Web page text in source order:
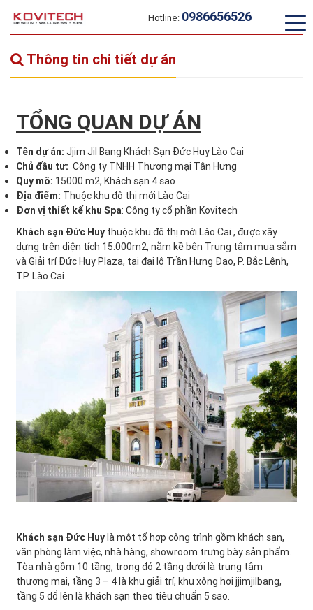
Hotline: 0986656526
Home Dự án đã thực hiện ĐỨC HUY GRAND HOTEL
Thông tin chi tiết dự án
TỔNG QUAN DỰ ÁN
Tên dự án: Jjim Jil Bang Khách Sạn Đức Huy Lào Cai
Chủ đầu tư: Công ty TNHH Thương mại Tân Hưng
Quy mô: 15000 m2, Khách sạn 4 sao
Địa điểm: Thuộc khu đô thị mới Lào Cai
Đơn vị thiết kế khu Spa: Công ty cổ phần Kovitech
Khách sạn Đức Huy thuộc khu đô thị mới Lào Cai , được xây
dựng trên diện tích 15.000m2, nằm kề bên Trung tâm mua sắm
và Giải trí Đức Huy Plaza, tại đại lộ Trần Hưng Đạo, P. Bắc Lệnh,
TP. Lào Cai.
Khách sạn Đức Huylà một tổ hợp công trình gồm khách sạn,
văn phòng làm việc, nhà hàng, showroom trưng bày sản phẩm.
Tòa nhà gồm 10 tầng, trong đó 2 tầng dưới là trung tâm
thương mại, tầng 3 – 4 là khu giải trí, khu xông hơi jjimjilbang,
tầng 5 đổ lên là khách sạn theo tiêu chuẩn 5 sao.